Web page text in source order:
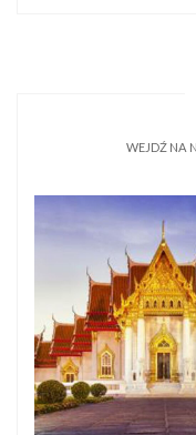
WEJDŹ NA